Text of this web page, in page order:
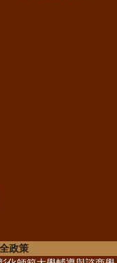
源能量風
傳播「五
項
鄭英耀教
榮任中華
韋廷(現
年度
部112年杏
政策